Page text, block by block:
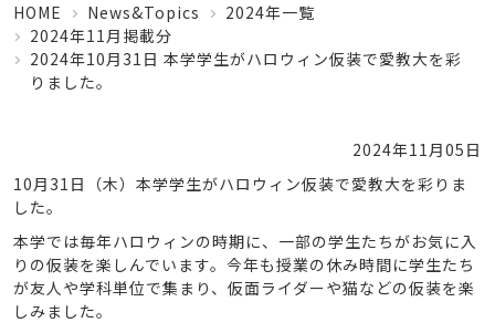
HOME News&Topics
2024年一覧
2024年11月掲載分
2024年10月31日 本学学生がハロウィン仮装で愛教大を彩
りました。
2024年11月05日
10月31日（木）本学学生がハロウィン仮装で愛教大を彩りま
した。
本学では毎年ハロウィンの時期に、一部の学生たちがお気に入
りの仮装を楽しんでいます。今年も授業の休み時間に学生たち
が友人や学科単位で集まり、仮面ライダーや猫などの仮装を楽
しみました。